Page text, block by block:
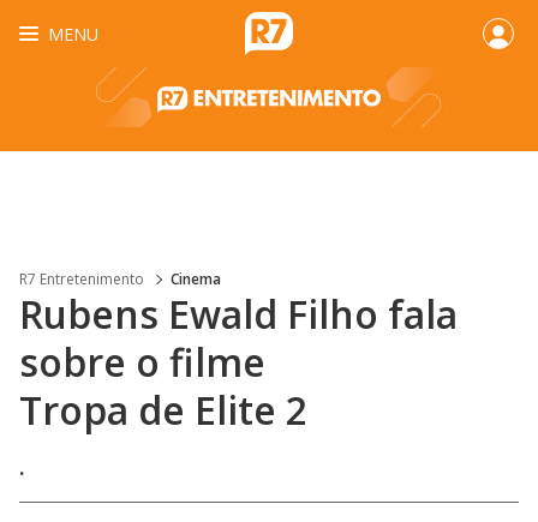
MENU
R7 Entretenimento Cinema
Rubens Ewald Filho fala
sobre o filme
Tropa de Elite 2
.